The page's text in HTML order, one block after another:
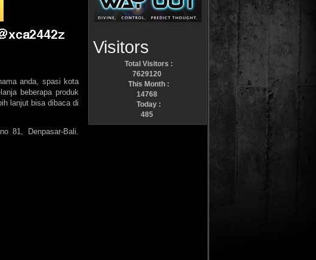
anda, spasi kota
beberapa produk
lanjut bisa dibaca di
81, Denpasar-Bali.
Visitors
Total Visitors :
7629120
This Month :
14768
Today :
485